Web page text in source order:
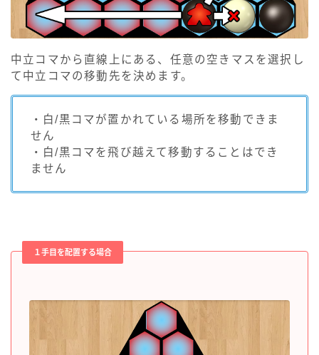
中立コマから直線上にある、任意の空きマスを選択し
て中立コマの移動先を決めます。
・白/黒コマが置かれている場所を移動できま
せん
・白/黒コマを飛び越えて移動することはでき
ません
１手目を配置する場合